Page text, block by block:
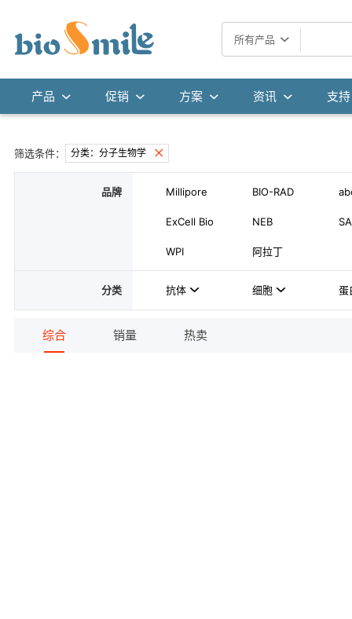
所有产品
产品 促销 方案 资讯 支持
筛选条件： 分类：分子生物学
品牌 Millipore BIO-RAD
ExCell Bio NEB
WPI 阿拉丁
分类 抗体 细胞 蛋
综合 销量 热卖